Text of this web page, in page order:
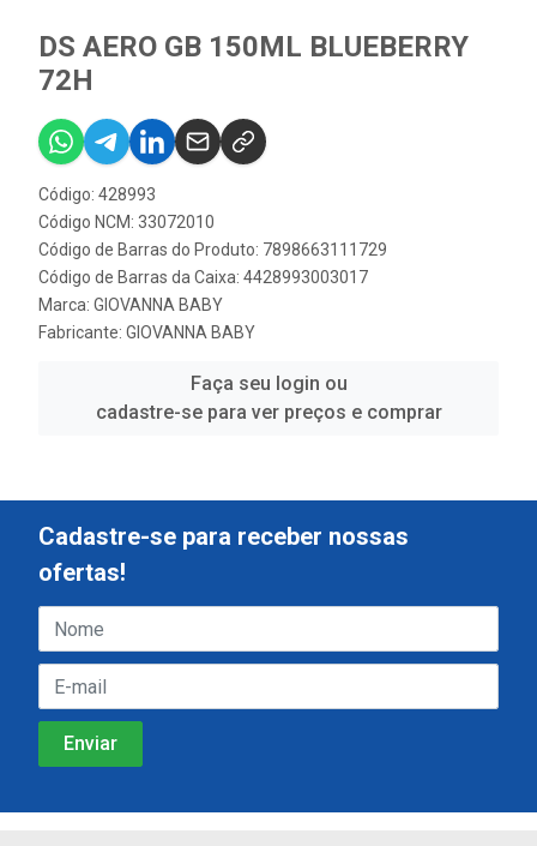
DS AERO GB 150ML BLUEBERRY
72H
Código: 428993
Código NCM: 33072010
Código de Barras do Produto: 7898663111729
Código de Barras da Caixa: 4428993003017
Marca: GIOVANNA BABY
Fabricante: GIOVANNA BABY
Faça seu login ou
cadastre-se para ver preços e comprar
Cadastre-se para receber nossas
ofertas!